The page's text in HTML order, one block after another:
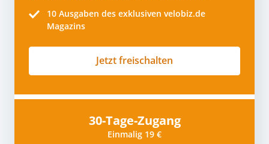
10 Ausgaben des exklusiven velobiz.de
Magazins
Jetzt freischalten
30-Tage-Zugang
Einmalig 19 €